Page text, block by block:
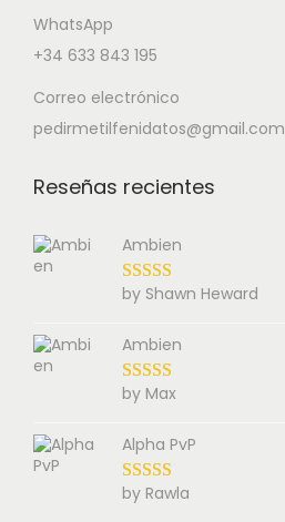
WhatsApp
+34 633 843 195
Correo electrónico
pedirmetilfenidatos@gmail.com
Reseñas recientes
Ambien
by Shawn Heward
Ambien
by Max
Alpha PvP
by Rawla